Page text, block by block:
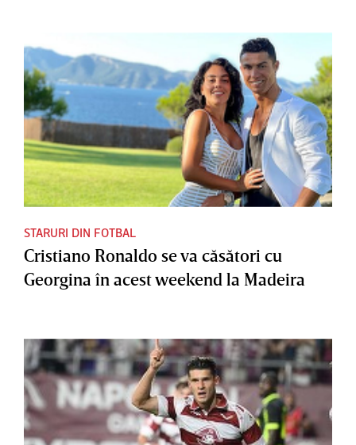
STARURI DIN FOTBAL
Cristiano Ronaldo se va căsători cu
Georgina în acest weekend la Madeira